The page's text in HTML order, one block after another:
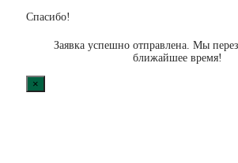
Спасибо!
Заявка успешно отправлена. Мы
ближайшее время!
×